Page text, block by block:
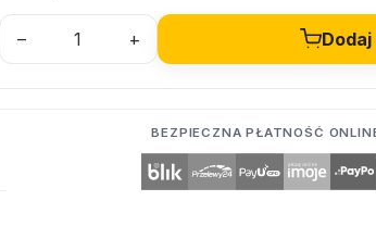
– +
BEZPIECZNA PŁATNOŚĆ